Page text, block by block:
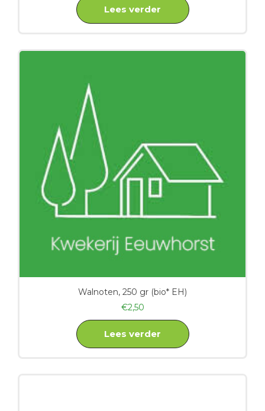
Lees verder
Walnoten, 250 gr (bio* EH)
€2,50
Lees verder